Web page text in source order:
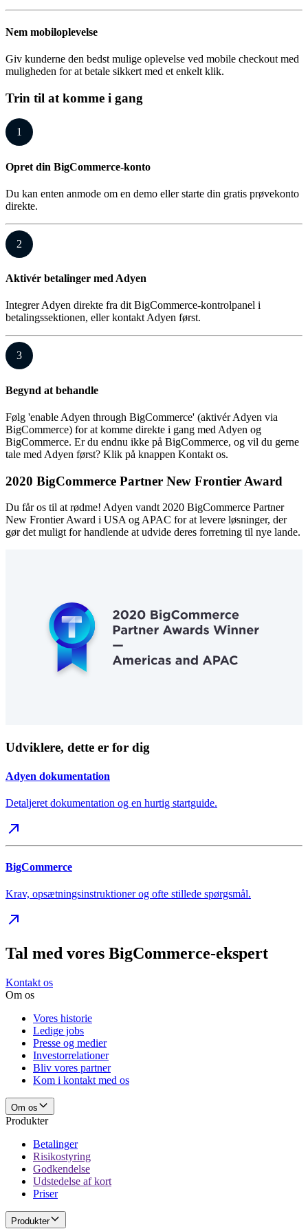
Nem mobiloplevelse
Giv kunderne den bedst mulige oplevelse ved mobile checkout med
muligheden for at betale sikkert med et enkelt klik.
Trin til at komme i gang
1
Opret din BigCommerce-konto
Du kan enten anmode om en demo eller starte din gratis prøvekonto
direkte.
2
Aktivér betalinger med Adyen
Integrer Adyen direkte fra dit BigCommerce-kontrolpanel i
betalingssektionen, eller kontakt Adyen først.
3
Begynd at behandle
Følg 'enable Adyen through BigCommerce' (aktivér Adyen via
BigCommerce) for at komme direkte i gang med Adyen og
BigCommerce. Er du endnu ikke på BigCommerce, og vil du gerne
tale med Adyen først? Klik på knappen Kontakt os.
2020 BigCommerce Partner New Frontier Award
Du får os til at rødme! Adyen vandt 2020 BigCommerce Partner
New Frontier Award i USA og APAC for at levere løsninger, der
gør det muligt for handlende at udvide deres forretning til nye lande.
Udviklere, dette er for dig
Adyen dokumentation
Detaljeret dokumentation og en hurtig startguide.
BigCommerce
Krav, opsætningsinstruktioner og ofte stillede spørgsmål.
Tal med vores BigCommerce-ekspert
Kontakt os
Om os
Vores historie
Ledige jobs
Presse og medier
Investorrelationer
Bliv vores partner
Kom i kontakt med os
Om os
Produkter
Betalinger
Risikostyring
Godkendelse
Udstedelse af kort
Priser
Produkter